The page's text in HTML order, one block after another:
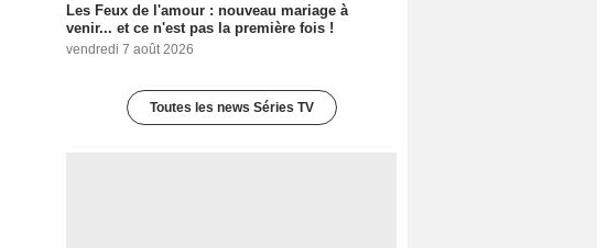
Les Feux de l'amour : nouveau mariage à
venir... et ce n'est pas la première fois !
vendredi 7 août 2026
Toutes les news Séries TV